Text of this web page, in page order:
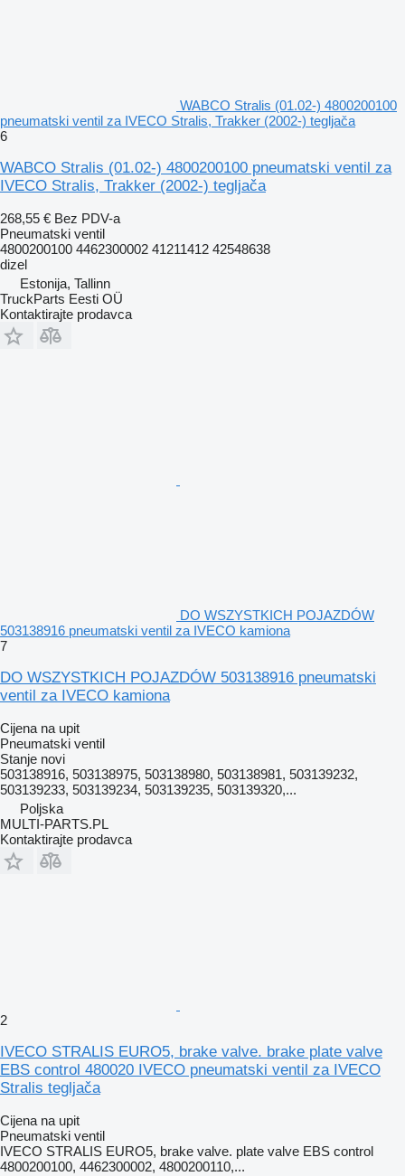
WABCO Stralis (01.02-) 4800200100
pneumatski ventil za IVECO Stralis, Trakker (2002-) tegljača
6
WABCO Stralis (01.02-) 4800200100 pneumatski ventil za
IVECO Stralis, Trakker (2002-) tegljača
268,55 € Bez PDV-a
Pneumatski ventil
4800200100 4462300002 41211412 42548638
dizel
Estonija, Tallinn
TruckParts Eesti OÜ
Kontaktirajte prodavca
DO WSZYSTKICH POJAZDÓW
503138916 pneumatski ventil za IVECO kamiona
7
DO WSZYSTKICH POJAZDÓW 503138916 pneumatski
ventil za IVECO kamiona
Cijena na upit
Pneumatski ventil
Stanje novi
503138916, 503138975, 503138980, 503138981, 503139232,
503139233, 503139234, 503139235, 503139320,...
Poljska
MULTI-PARTS.PL
Kontaktirajte prodavca
2
IVECO STRALIS EURO5, brake valve. brake plate valve
EBS control 480020 IVECO pneumatski ventil za IVECO
Stralis tegljača
Cijena na upit
Pneumatski ventil
IVECO STRALIS EURO5, brake valve. plate valve EBS control
4800200100, 4462300002, 4800200110,...